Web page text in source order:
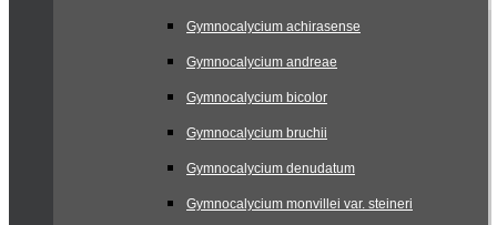
Gymnocalycium achirasense
Gymnocalycium andreae
Gymnocalycium bicolor
Gymnocalycium bruchii
Gymnocalycium denudatum
Gymnocalycium monvillei var. steineri